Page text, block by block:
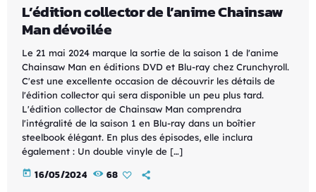
L’édition collector de l’anime Chainsaw
Man dévoilée
Le 21 mai 2024 marque la sortie de la saison 1 de l'anime
Chainsaw Man en éditions DVD et Blu-ray chez Crunchyroll.
C'est une excellente occasion de découvrir les détails de
l'édition collector qui sera disponible un peu plus tard.
L'édition collector de Chainsaw Man comprendra
l'intégralité de la saison 1 en Blu-ray dans un boîtier
steelbook élégant. En plus des épisodes, elle inclura
également : Un double vinyle de […]
today 16/05/2024 68